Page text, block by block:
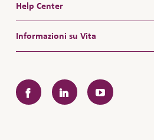
Help Center
Informazioni su Vita
FacebookLinkedInYouTube